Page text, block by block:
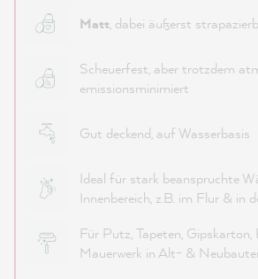
Matt, dabei äußerst
Scheuerfest, aber trotzdem
emissionsminimiert
Gut deckend, auf Wasserbasis
Ideal für stark beanspruchte
Innenbereich, z.B. im Flur & in
Für Putz, Tapeten,
Mauerwerk in Alt- &